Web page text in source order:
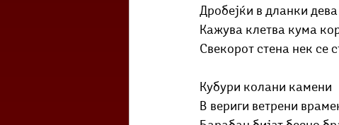
Дробејќи в дланки
Кажува клетва кума
Свекорот стена нек се
Кубури колани камени
В вериги ветрени